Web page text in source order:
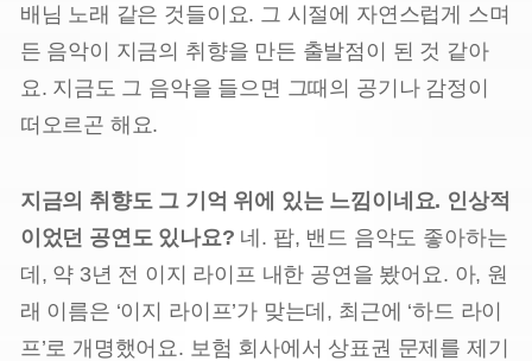
배님 노래 같은 것들이요. 그 시절에 자연스럽게 스며
든 음악이 지금의 취향을 만든 출발점이 된 것 같아
요. 지금도 그 음악을 들으면 그때의 공기나 감정이
떠오르곤 해요.
지금의 취향도 그 기억 위에 있는 느낌이네요. 인상적
이었던 공연도 있나요? 네. 팝, 밴드 음악도 좋아하는
데, 약 3년 전 이지 라이프 내한 공연을 봤어요. 아, 원
래 이름은 ‘이지 라이프’가 맞는데, 최근에 ‘하드 라이
프’로 개명했어요. 보험 회사에서 상표권 문제를 제기